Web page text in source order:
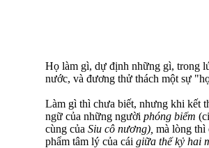
Họ làm gì, dự định những gì, trong
nước, và đương thử thách một sự
Làm gì thì chưa biết, nhưng khi kết
ngữ của những người phóng biếm
cùng của Siu cô nương), mà lòng thì
phẩm tâm lý của cái giữa thế kỷ hai